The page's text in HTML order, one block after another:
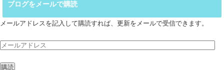
ブログをメールで購読
メールアドレスを記入して購読すれば、更新をメールで受信できます。
メ